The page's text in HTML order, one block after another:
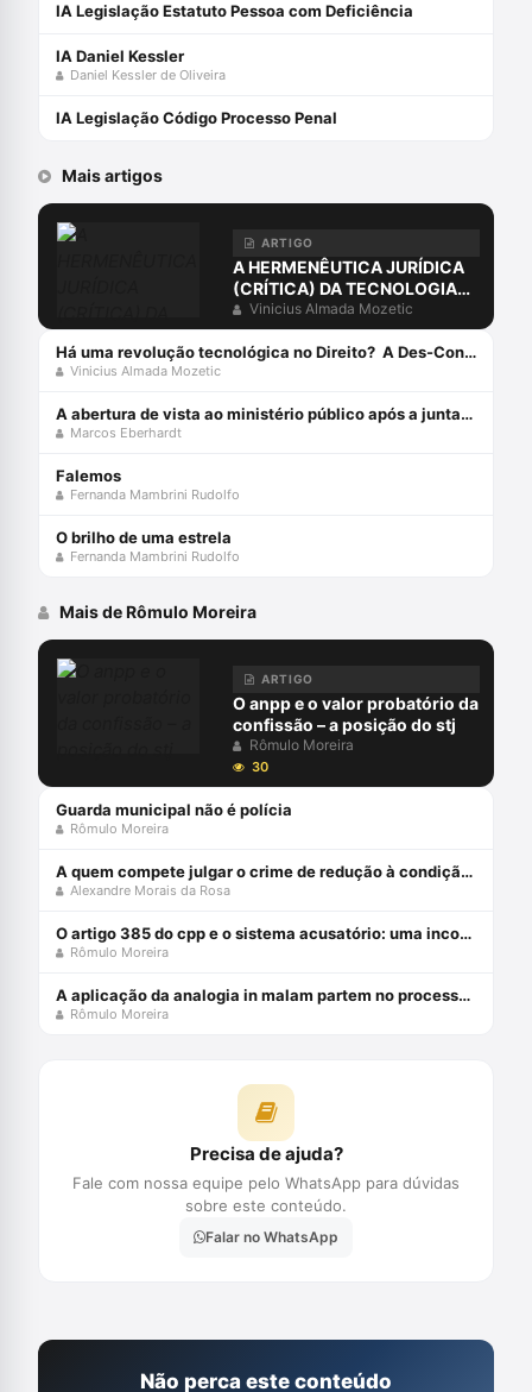
IA Legislação Estatuto Pessoa com Deficiência
IA Daniel Kessler
Daniel Kessler de Oliveira
IA Legislação Código Processo Penal
Mais artigos
ARTIGO
A HERMENÊUTICA JURÍDICA
(CRÍTICA) DA TECNOLOGIA
PÓS-MODERNA
Vinicius Almada Mozetic
Há uma revolução tecnológica no Direito? A Des-Construção da Sociedade do Conhecimento e da Informação[1]
Vinicius Almada Mozetic
A abertura de vista ao ministério público após a juntada da resposta à acusação
Marcos Eberhardt
Falemos
Fernanda Mambrini Rudolfo
O brilho de uma estrela
Fernanda Mambrini Rudolfo
Mais de Rômulo Moreira
ARTIGO
O anpp e o valor probatório da
confissão – a posição do stj
Rômulo Moreira
30
Guarda municipal não é polícia
Rômulo Moreira
A quem compete julgar o crime de redução à condição análoga à escravo (cp, art. 149)?
Alexandre Morais da Rosa
O artigo 385 do cpp e o sistema acusatório: uma incompatiblidade com a constituição federal
Rômulo Moreira
A aplicação da analogia in malam partem no processo penal brasileiro
Rômulo Moreira
Precisa de ajuda?
Fale com nossa equipe pelo WhatsApp para dúvidas
sobre este conteúdo.
Falar no WhatsApp
Não perca este conteúdo